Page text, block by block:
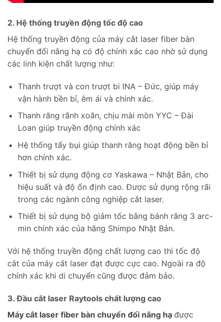
2. Hệ thống truyền động tốc độ cao
Hệ thống truyền động của máy cắt laser fiber bàn
chuyển đổi nâng hạ có độ chính xác cao nhờ sử dụng
các linh kiện chất lượng như:
Thanh trượt và con trượt bi INA – Đức, giúp máy
vận hành bền bỉ, êm ái và chính xác.
Thanh răng rãnh xoắn, chịu mài mòn YYC – Đài
Loan giúp truyền động chính xác
Hệ thống tẩy bụi giúp thanh răng hoạt động bền bỉ
hơn chính xác.
Thiết bị sử dụng động cơ Yaskawa – Nhật Bản, cho
hiệu suất và độ ổn định cao. Được sử dụng rộng rãi
trong các ngành công nghiệp cắt laser.
Thiết bị sử dụng bộ giảm tốc bằng bánh răng 3 arc-
min chính xác của hãng Shimpo Nhật Bản.
Với hệ thống truyền động chất lượng cao thì tốc độ
cắt của máy cắt laser đạt được cực cao. Ngoài ra độ
chính xác khi di chuyển cũng được đảm bảo.
3. Đầu cắt laser Raytools chất lượng cao
Máy cắt laser fiber bàn chuyển đổi nâng hạ được